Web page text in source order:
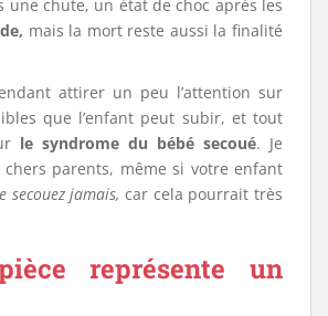
une chute, un état de choc après les
mais la mort reste aussi la finalité
attirer un peu l’attention sur
que l’enfant peut subir, et tout
le syndrome du bébé secoué. Je
parents, même si votre enfant
secouez jamais,car cela pourrait très
représente un